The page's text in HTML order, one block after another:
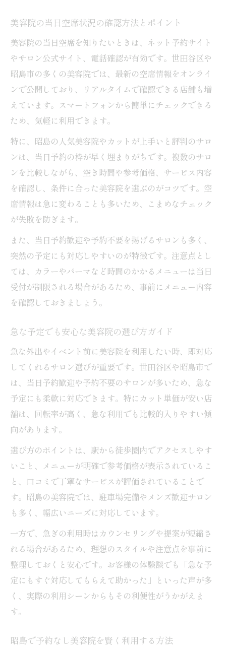
美容院の当日空席状況の確認方法とポイント
美容院の当日空席を知りたいときは、ネット予約サイト
やサロン公式サイト、電話確認が有効です。世田谷区や
昭島市の多くの美容院では、最新の空席情報をオンライ
ンで公開しており、リアルタイムで確認できる店舗も増
えています。スマートフォンから簡単にチェックできる
ため、気軽に利用できます。
特に、昭島の人気美容院やカットが上手いと評判のサロ
ンは、当日予約の枠が早く埋まりがちです。複数のサロ
ンを比較しながら、空き時間や参考価格、サービス内容
を確認し、条件に合った美容院を選ぶのがコツです。空
席情報は急に変わることも多いため、こまめなチェック
が失敗を防ぎます。
また、当日予約歓迎や予約不要を掲げるサロンも多く、
突然の予定にも対応しやすいのが特徴です。注意点とし
ては、カラーやパーマなど時間のかかるメニューは当日
受付が制限される場合があるため、事前にメニュー内容
を確認しておきましょう。
急な予定でも安心な美容院の選び方ガイド
急な外出やイベント前に美容院を利用したい時、即対応
してくれるサロン選びが重要です。世田谷区や昭島市で
は、当日予約歓迎や予約不要のサロンが多いため、急な
予定にも柔軟に対応できます。特にカット単価が安い店
舗は、回転率が高く、急な利用でも比較的入りやすい傾
向があります。
選び方のポイントは、駅から徒歩圏内でアクセスしやす
いこと、メニューが明確で参考価格が表示されているこ
と、口コミで丁寧なサービスが評価されていることで
す。昭島の美容院では、駐車場完備やメンズ歓迎サロン
も多く、幅広いニーズに対応しています。
一方で、急ぎの利用時はカウンセリングや提案が短縮さ
れる場合があるため、理想のスタイルや注意点を事前に
整理しておくと安心です。お客様の体験談でも「急な予
定にもすぐ対応してもらえて助かった」といった声が多
く、実際の利用シーンからもその利便性がうかがえま
す。
昭島で予約なし美容院を賢く利用する方法